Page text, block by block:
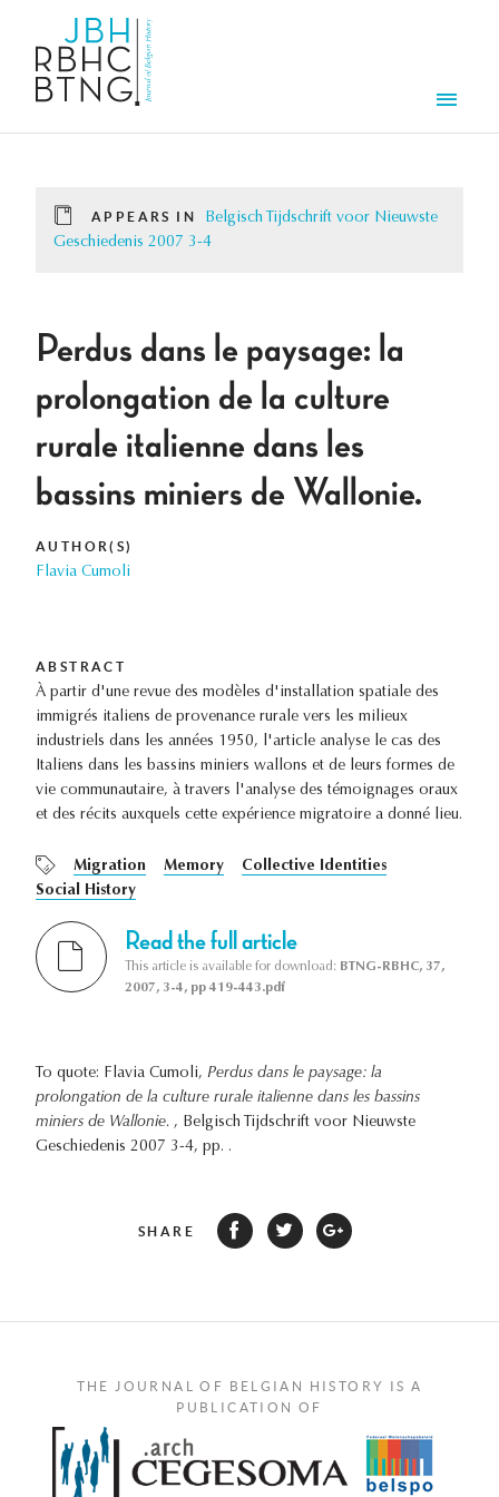
APPEARS IN
Belgisch Tijdschrift voor Nieuwste
Geschiedenis 2007 3-4
Perdus dans le paysage: la
prolongation de la culture
rurale italienne dans les
bassins miniers de Wallonie.
AUTHOR(S)
Flavia Cumoli
ABSTRACT
À partir d'une revue des modèles d'installation spatiale des
immigrés italiens de provenance rurale vers les milieux
industriels dans les années 1950, l'article analyse le cas des
Italiens dans les bassins miniers wallons et de leurs formes de
vie communautaire, à travers l'analyse des témoignages oraux
et des récits auxquels cette expérience migratoire a donné lieu.
Migration Memory
Collective Identities
Social History
Read the full article
This article is available for download: BTNG-RBHC, 37,
2007, 3-4, pp 419-443.pdf
To quote: Flavia Cumoli, Perdus dans le paysage: la
prolongation de la culture rurale italienne dans les bassins
miniers de Wallonie. , Belgisch Tijdschrift voor Nieuwste
Geschiedenis 2007 3-4, pp. .
SHARE
THE JOURNAL OF BELGIAN HISTORY IS A
PUBLICATION OF